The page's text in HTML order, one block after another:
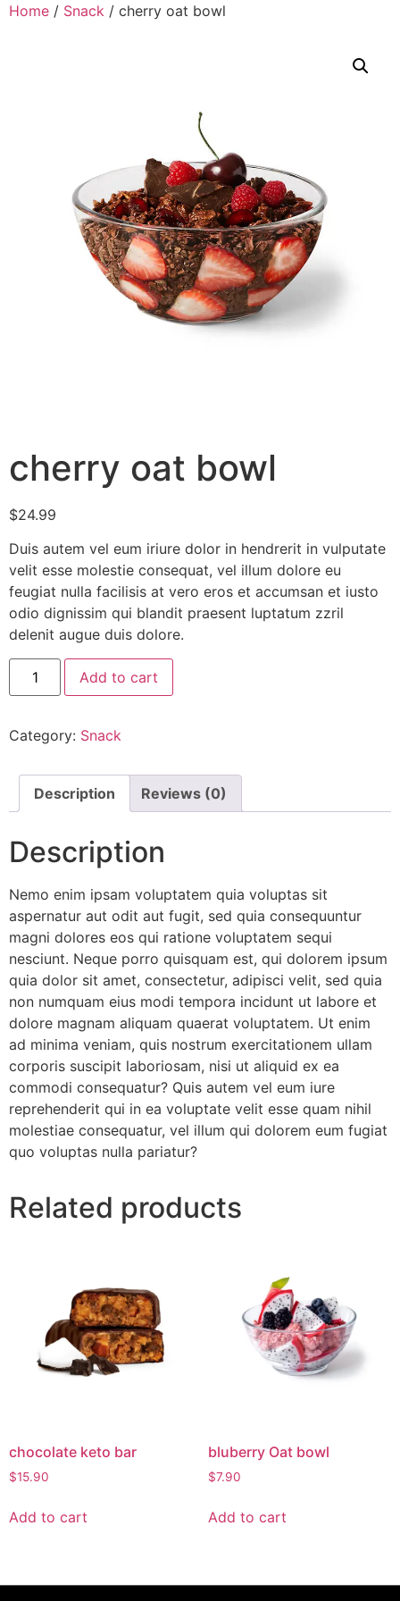
Home / Snack / cherry oat bowl
cherry oat bowl
$24.99
Duis autem vel eum iriure dolor in hendrerit in vulputate
velit esse molestie consequat, vel illum dolore eu
feugiat nulla facilisis at vero eros et accumsan et iusto
odio dignissim qui blandit praesent luptatum zzril
delenit augue duis dolore.
Add to cart
Category: Snack
Description Reviews (0)
Description
Nemo enim ipsam voluptatem quia voluptas sit
aspernatur aut odit aut fugit, sed quia consequuntur
magni dolores eos qui ratione voluptatem sequi
nesciunt. Neque porro quisquam est, qui dolorem ipsum
quia dolor sit amet, consectetur, adipisci velit, sed quia
non numquam eius modi tempora incidunt ut labore et
dolore magnam aliquam quaerat voluptatem. Ut enim
ad minima veniam, quis nostrum exercitationem ullam
corporis suscipit laboriosam, nisi ut aliquid ex ea
commodi consequatur? Quis autem vel eum iure
reprehenderit qui in ea voluptate velit esse quam nihil
molestiae consequatur, vel illum qui dolorem eum fugiat
quo voluptas nulla pariatur?
Related products
chocolate keto bar
$15.90
Add to cart
bluberry Oat bowl
$7.90
Add to cart